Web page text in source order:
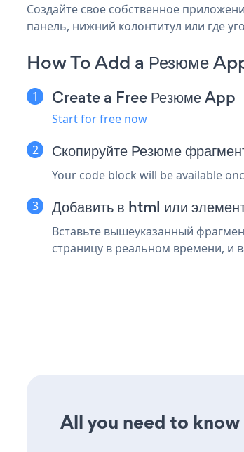
Создайте свое собственное
панель, нижний колонтитул или где
How To Add a Резюме
Create a Free Резюме App
Start for free now
Скопируйте Резюме
Your code block will be available
Добавить в html или
Вставьте вышеуказанный
страницу в реальном времени, и
All you need to